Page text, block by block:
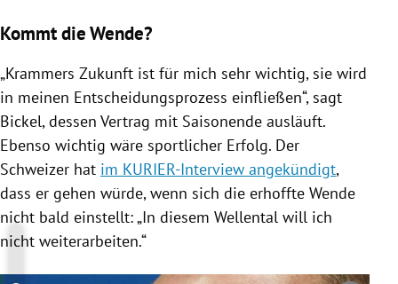
Kommt die Wende?
„Krammers Zukunft ist für mich sehr wichtig, sie wird
in meinen Entscheidungsprozess einfließen“, sagt
Bickel, dessen Vertrag mit Saisonende ausläuft.
Ebenso wichtig wäre sportlicher Erfolg. Der
Schweizer hat im KURIER-Interview angekündigt,
dass er gehen würde, wenn sich die erhoffte Wende
nicht bald einstellt: „In diesem Wellental will ich
nicht weiterarbeiten.“